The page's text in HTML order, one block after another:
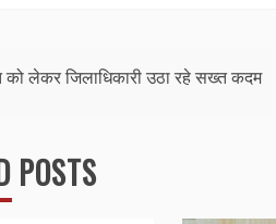
A
p
को लेकर जिलाधिकारी उठा रहे सख्त कदम
POSTS